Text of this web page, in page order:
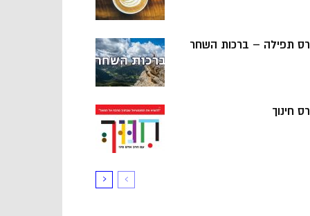
תפילה – ברכות השחר
חינוך